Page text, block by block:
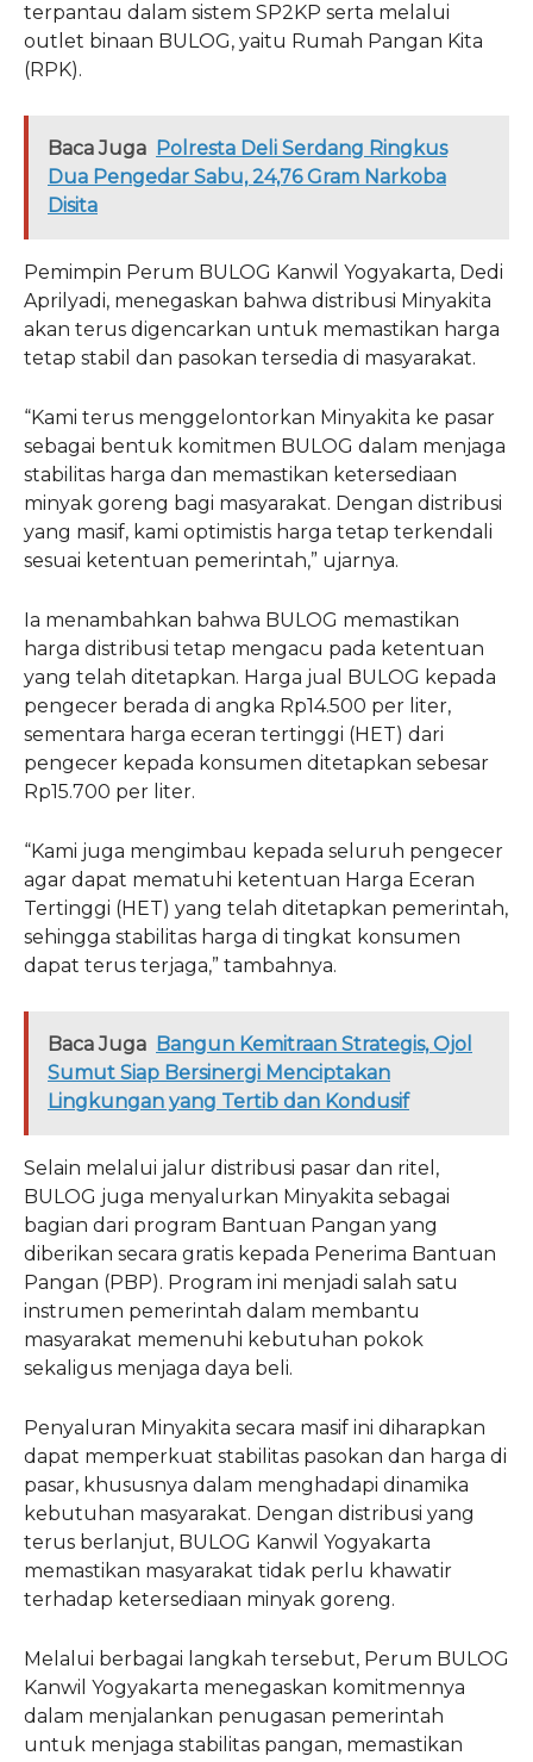
terpantau dalam sistem SP2KP serta melalui
outlet binaan BULOG, yaitu Rumah Pangan Kita
(RPK).
Baca Juga Polresta Deli Serdang Ringkus
Dua Pengedar Sabu, 24,76 Gram Narkoba
Disita
Pemimpin Perum BULOG Kanwil Yogyakarta, Dedi
Aprilyadi, menegaskan bahwa distribusi Minyakita
akan terus digencarkan untuk memastikan harga
tetap stabil dan pasokan tersedia di masyarakat.
“Kami terus menggelontorkan Minyakita ke pasar
sebagai bentuk komitmen BULOG dalam menjaga
stabilitas harga dan memastikan ketersediaan
minyak goreng bagi masyarakat. Dengan distribusi
yang masif, kami optimistis harga tetap terkendali
sesuai ketentuan pemerintah,” ujarnya.
Ia menambahkan bahwa BULOG memastikan
harga distribusi tetap mengacu pada ketentuan
yang telah ditetapkan. Harga jual BULOG kepada
pengecer berada di angka Rp14.500 per liter,
sementara harga eceran tertinggi (HET) dari
pengecer kepada konsumen ditetapkan sebesar
Rp15.700 per liter.
“Kami juga mengimbau kepada seluruh pengecer
agar dapat mematuhi ketentuan Harga Eceran
Tertinggi (HET) yang telah ditetapkan pemerintah,
sehingga stabilitas harga di tingkat konsumen
dapat terus terjaga,” tambahnya.
Baca Juga Bangun Kemitraan Strategis, Ojol
Sumut Siap Bersinergi Menciptakan
Lingkungan yang Tertib dan Kondusif
Selain melalui jalur distribusi pasar dan ritel,
BULOG juga menyalurkan Minyakita sebagai
bagian dari program Bantuan Pangan yang
diberikan secara gratis kepada Penerima Bantuan
Pangan (PBP). Program ini menjadi salah satu
instrumen pemerintah dalam membantu
masyarakat memenuhi kebutuhan pokok
sekaligus menjaga daya beli.
Penyaluran Minyakita secara masif ini diharapkan
dapat memperkuat stabilitas pasokan dan harga di
pasar, khususnya dalam menghadapi dinamika
kebutuhan masyarakat. Dengan distribusi yang
terus berlanjut, BULOG Kanwil Yogyakarta
memastikan masyarakat tidak perlu khawatir
terhadap ketersediaan minyak goreng.
Melalui berbagai langkah tersebut, Perum BULOG
Kanwil Yogyakarta menegaskan komitmennya
dalam menjalankan penugasan pemerintah
untuk menjaga stabilitas pangan, memastikan